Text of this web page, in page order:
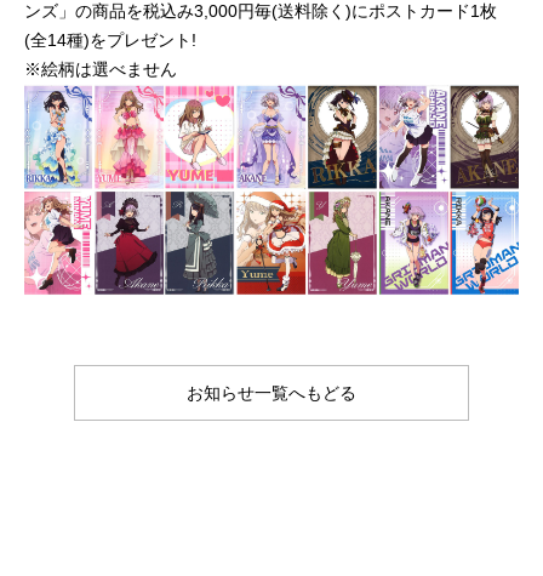
ンズ」の商品を税込み3,000円毎(送料除く)にポストカード1枚
(全14種)をプレゼント!
※絵柄は選べません
お知らせ一覧へもどる